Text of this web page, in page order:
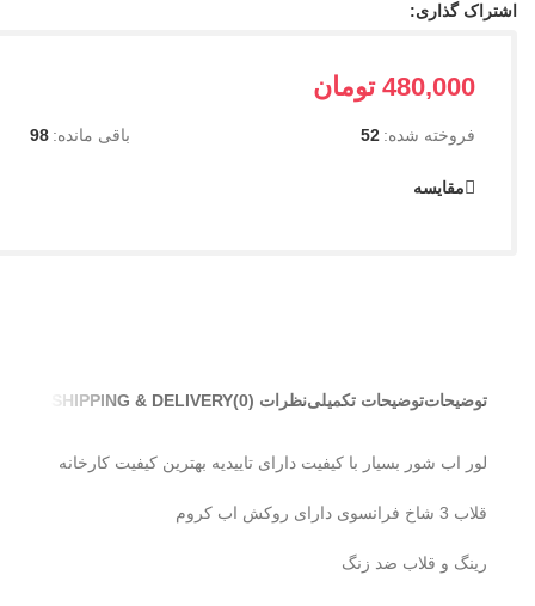
اشتراک گذاری:
480,000 تومان
فروخته شده: 52 باقی مانده: 98
مقایسه
توضیحاتتوضیحات تکمیلینظرات (0) SHIPPING & DELIVERY
لور اب شور بسیار با کیفیت دارای تاییدیه بهترین کیفیت کارخانه
قلاب 3 شاخ فرانسوی دارای روکش اب کروم
رینگ و قلاب ضد زنگ